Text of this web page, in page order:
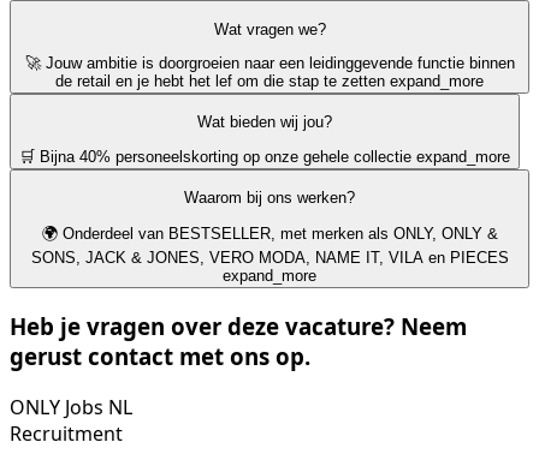
Wat vragen we?
🚀 Jouw ambitie is doorgroeien naar een leidinggevende functie binnen
de retail en je hebt het lef om die stap te zetten expand_more
Wat bieden wij jou?
🛒 Bijna 40% personeelskorting op onze gehele collectie expand_more
Waarom bij ons werken?
🌍 Onderdeel van BESTSELLER, met merken als ONLY, ONLY &
SONS, JACK & JONES, VERO MODA, NAME IT, VILA en PIECES
expand_more
Heb je vragen over deze vacature? Neem
gerust contact met ons op.
ONLY Jobs NL
Recruitment